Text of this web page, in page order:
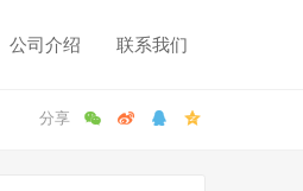
公司介绍 联系我们